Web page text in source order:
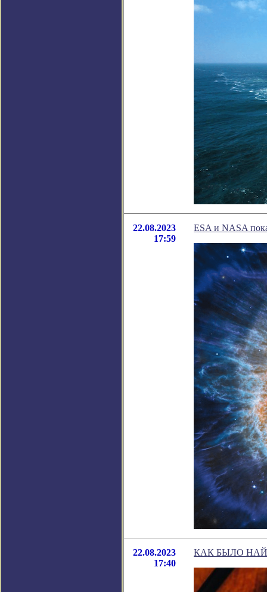
22.08.2023
17:59
ESA и NASA
22.08.2023
17:40
КАК БЫЛО